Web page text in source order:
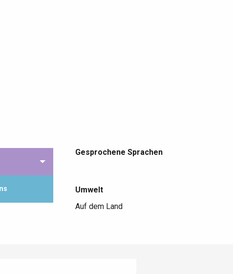
Gesprochene Sprachen
Gesprochene Sprachen
Umwelt
Umwelt
Auf dem Land